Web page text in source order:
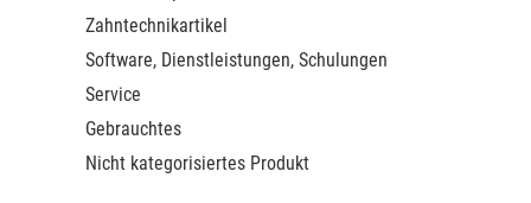
Zahntechnikartikel
Software, Dienstleistungen, Schulungen
Service
Gebrauchtes
Nicht kategorisiertes Produkt